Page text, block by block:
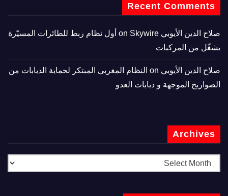
Recent Comments
صلاح الدين الأيوبي
Skywire أول نظام ربط للطائرات المسيّرة
يشغّل من المركبات
صلاح الدين الأيوبي
النظام المغربي المبتكر لحماية الدبابات من
الصواريخ الموجهة و دبابات العدو
Archives